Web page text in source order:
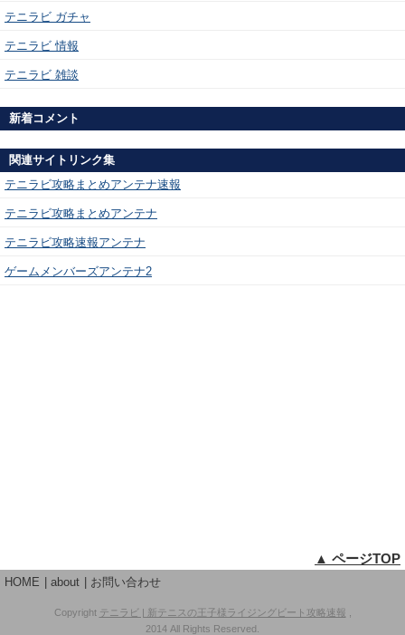
テニラビ ガチャ
テニラビ 情報
テニラビ 雑談
新着コメント
関連サイトリンク集
テニラビ攻略まとめアンテナ速報
テニラビ攻略まとめアンテナ
テニラビ攻略速報アンテナ
ゲームメンバーズアンテナ2
▲ ページTOP
HOME about お問い合わせ
Copyright テニラビ | 新テニスの王子様ライジングビート攻略速報
2014 All Rights Reserved.